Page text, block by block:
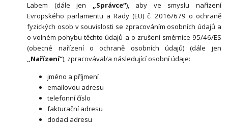
Labem (dále jen „Správce“), aby ve smyslu nařízení
Evropského parlamentu a Rady (EU) č. 2016/679 o ochraně
fyzických osob v souvislosti se zpracováním osobních údajů a
o volném pohybu těchto údajů a o zrušení směrnice 95/46/ES
(obecné nařízení o ochraně osobních údajů) (dále jen
„Nařízení“), zpracovával/a následující osobní údaje:
jméno a příjmení
emailovou adresu
telefonní číslo
fakturační adresu
dodací adresu